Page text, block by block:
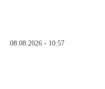
08.08.2026 - 10:57